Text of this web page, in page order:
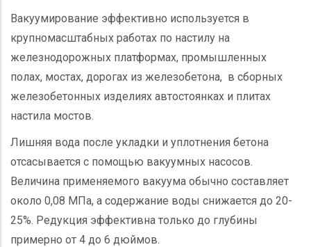
Вакуумирование эффективно используется в
крупномасштабных работах по настилу на
железнодорожных платформах, промышленных
полах, мостах, дорогах из железобетона, в сборных
железобетонных изделиях автостоянках и плитах
настила мостов.
Лишняя вода после укладки и уплотнения бетона
отсасывается с помощью вакуумных насосов.
Величина применяемого вакуума обычно составляет
около 0,08 МПа, а содержание воды снижается до 20-
25%. Редукция эффективна только до глубины
примерно от 4 до 6 дюймов.